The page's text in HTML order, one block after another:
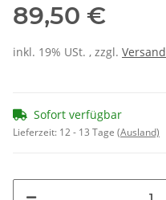
89,50 €
inkl. 19% USt. , zzgl. Versand
Sofort verfügbar
Lieferzeit: 12 - 13 Tage (Ausland)